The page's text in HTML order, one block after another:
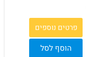
פרטים נוספים
הוסף לסל